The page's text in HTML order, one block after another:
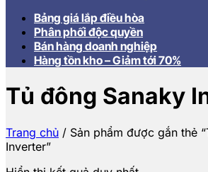
Bảng giá lắp điều hòa
Phân phối độc quyền
Bán hàng doanh nghiệp
Hàng tồn kho – Giảm tới 70%
Tủ đông Sanaky
Trang chủ / Sản phẩm được gắn thẻ
Inverter”